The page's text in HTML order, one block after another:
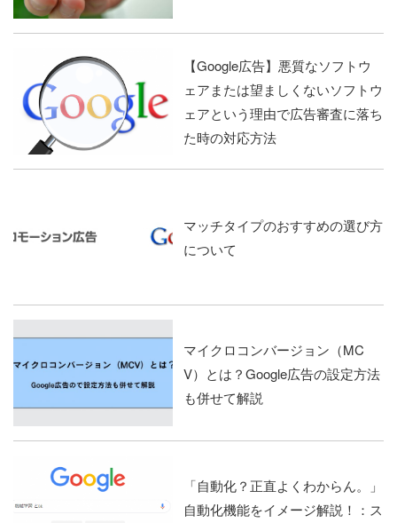
【Google広告】悪質なソフトウ
ェアまたは望ましくないソフトウ
ェアという理由で広告審査に落ち
た時の対応方法
マッチタイプのおすすめの選び方
について
マイクロコンバージョン（MC
V）とは？Google広告の設定方法
も併せて解説
「自動化？正直よくわからん。」
自動化機能をイメージ解説！：ス